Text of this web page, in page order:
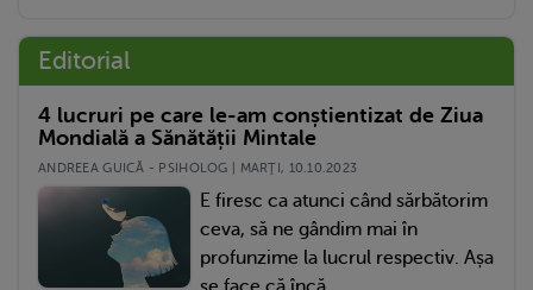
Editorial
4 lucruri pe care le-am conștientizat de Ziua
Mondială a Sănătății Mintale
ANDREEA GUICĂ - PSIHOLOG | MARŢI, 10.10.2023
E firesc ca atunci când sărbătorim
ceva, să ne gândim mai în
profunzime la lucrul respectiv. Așa